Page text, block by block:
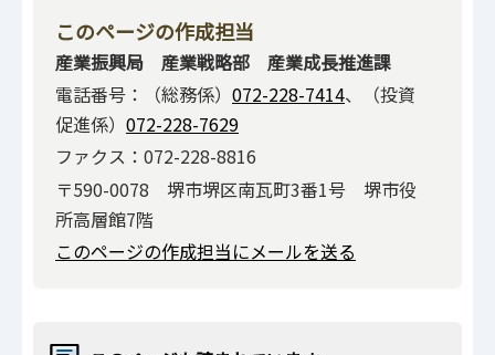
このページの作成担当
産業振興局 産業戦略部 産業成長推進課
電話番号：（総務係） 072-228-7414、（投資
促進係） 072-228-7629
ファクス：072-228-8816
〒590-0078 堺市堺区南瓦町3番1号 堺市役
所高層館7階
このページの作成担当にメールを送る